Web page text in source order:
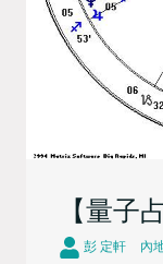
【量子
彭 定軒 內